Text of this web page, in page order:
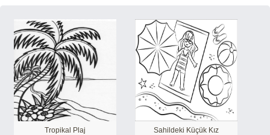
Tropikal Plaj Sahildeki Küçük Kız